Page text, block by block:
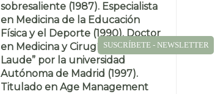
sobresaliente (1987). Especialista
en Medicina de la Educación
Física y el Deporte (1990). Doctor
en Medicina y Cirugía “Cum
Laude” por la universidad
Autónoma de Madrid (1997).
Titulado en Age Management
SUSCRÍBETE - NEWSLETTER